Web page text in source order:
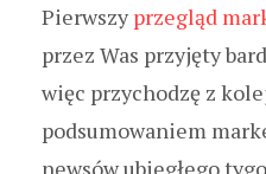
Pierwszyprzegląd
przez Was przyjęty
więc przychodzę z
podsumowaniem
newsów ubiegłego